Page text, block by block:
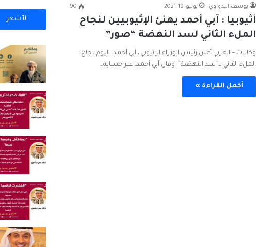
يوسف البدواوي يوليو 19, 2021 90
أثيوبيا : ‏آبي أحمد يهنئ الإثيوبيين لنجاح
الملء الثاني لسد النهضة “صور”
وكالات – العربي أعلن رئيس الوزراء الإثيوبي، آبي أحمد، اليوم نجاح
الملء الثاني لـ”سد النهضة”. وقال آبي أحمد، عبر حسابه…
أكمل القراءة »
س
و
ك
الأشهر